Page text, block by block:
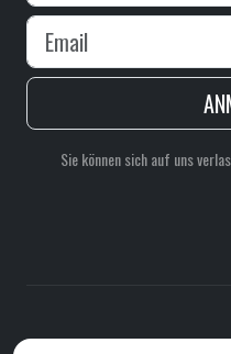
Sie können sich auf uns